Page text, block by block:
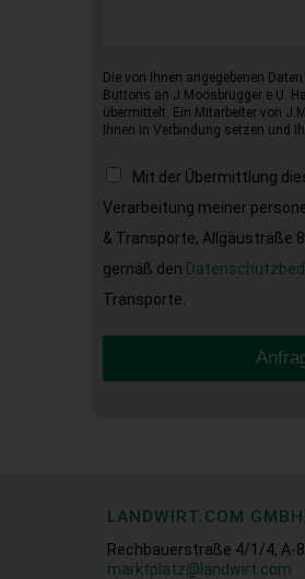
Die von Ihnen angegebenen
Buttons an J.Moosbrugger e.U.
übermittelt. Ein Mitarbeiter von
Ihnen in Verbindung setzen und
Mit der Übermittlung
Verarbeitung meiner
& Transporte, Allgäustraße
gemäß den
Transporte.
LANDWIRT.COM
Rechbauerstraße 4/1/4, A-
marktplatz@landwirt.com